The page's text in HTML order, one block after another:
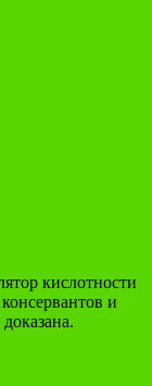
кислотности
и